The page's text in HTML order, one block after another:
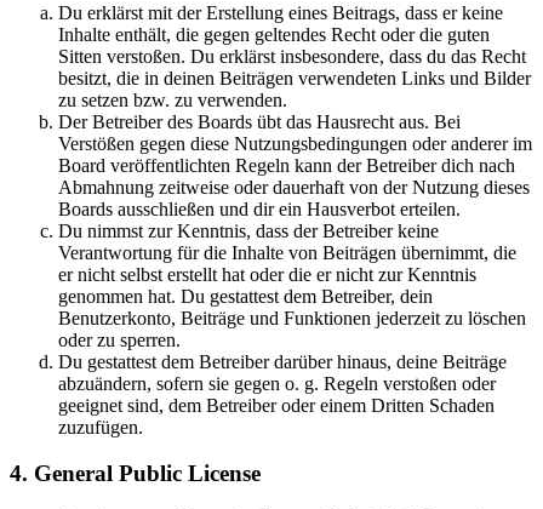
Du erklärst mit der Erstellung eines Beitrags, dass er keine
Inhalte enthält, die gegen geltendes Recht oder die guten
Sitten verstoßen. Du erklärst insbesondere, dass du das Recht
besitzt, die in deinen Beiträgen verwendeten Links und Bilder
zu setzen bzw. zu verwenden.
Der Betreiber des Boards übt das Hausrecht aus. Bei
Verstößen gegen diese Nutzungsbedingungen oder anderer im
Board veröffentlichten Regeln kann der Betreiber dich nach
Abmahnung zeitweise oder dauerhaft von der Nutzung dieses
Boards ausschließen und dir ein Hausverbot erteilen.
Du nimmst zur Kenntnis, dass der Betreiber keine
Verantwortung für die Inhalte von Beiträgen übernimmt, die
er nicht selbst erstellt hat oder die er nicht zur Kenntnis
genommen hat. Du gestattest dem Betreiber, dein
Benutzerkonto, Beiträge und Funktionen jederzeit zu löschen
oder zu sperren.
Du gestattest dem Betreiber darüber hinaus, deine Beiträge
abzuändern, sofern sie gegen o. g. Regeln verstoßen oder
geeignet sind, dem Betreiber oder einem Dritten Schaden
zuzufügen.
4. General Public License